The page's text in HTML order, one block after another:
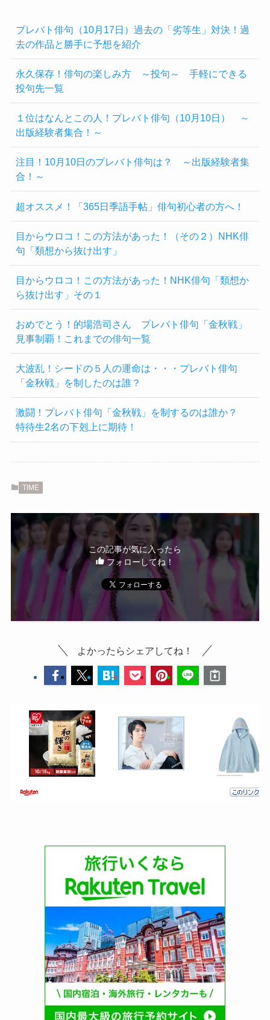
プレバト俳句（10月17日）過去の「劣等生」対決！過
去の作品と勝手に予想を紹介
永久保存！俳句の楽しみ方 ～投句～ 手軽にできる
投句先一覧
１位はなんとこの人！プレバト俳句（10月10日） ～
出版経験者集合！～
注目！10月10日のプレバト俳句は？ ～出版経験者集
合！～
超オススメ！「365日季語手帖」俳句初心者の方へ！
目からウロコ！この方法があった！（その２）NHK俳
句「類想から抜け出す」
目からウロコ！この方法があった！NHK俳句「類想か
ら抜け出す」その１
おめでとう！的場浩司さん プレバト俳句「金秋戦」
見事制覇！これまでの俳句一覧
大波乱！シードの５人の運命は・・・プレバト俳句
「金秋戦」を制したのは誰？
激闘！プレバト俳句「金秋戦」を制するのは誰か？
特待生2名の下剋上に期待！
TIME
この記事が気に入ったら
フォローしてね！
よかったらシェアしてね！